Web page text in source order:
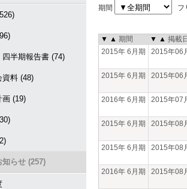
お取引先様 会員
四半期報告書 (74)
資料 (48)
画 (19)
知らせ (257)
期間 フ
▼ ▲ 期間 ▼ ▲ 掲載
2015年 6月期
2015年06
2015年 6月期 2015年06
2016年 6月期 2015年07
2015年 6月期 2015年08
2015年 6月期 2015年08
2016年 6月期 2015年08